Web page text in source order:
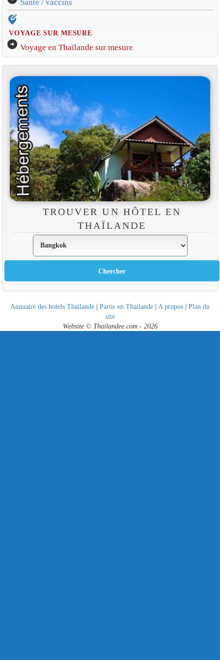
Santé / vaccins
edit_location_alt
VOYAGE SUR MESURE
arrow_circle_right Voyage en Thaïlande sur mesure
TROUVER UN HÔTEL EN
THAÏLANDE
Annuaire des hotels Thailande | Partir en Thailande | A propos | Plan du
site
Website © Thailandee.com - 2026